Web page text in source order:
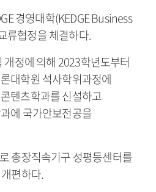
경영대학(KEDGE Business
류협정을 체결하다.
개정에 의해 2023학년도부터
대학원 석사학위과정에
텐츠학과를 신설하고
에 국가안보전공을
총장직속기구 성평등센터를
편하다.